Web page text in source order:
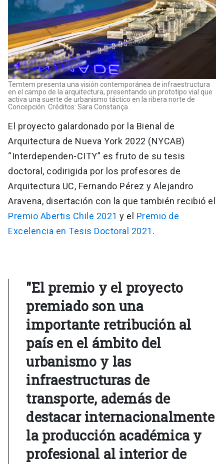
Temtem presenta una visión contemporánea de infraestructura
en el campo de la arquitectura, presentando un prototipo vial que
activa una suerte de urbanismo táctico en la ribera norte de
Concepción. Créditos: Sara Constança.
El proyecto galardonado por la Bienal de
Arquitectura de Nueva York 2022 (NYCAB)
“Interdependen-CITY” es fruto de su tesis
doctoral, codirigida por los profesores de
Arquitectura UC, Fernando Pérez y Alejandro
Aravena, disertación con la que también recibió el
Premio Abertis Chile 2021 y el Premio de
Excelencia en Tesis Doctoral 2021 .
"El premio y el proyecto
premiado son una
importante retribución al
país en el ámbito del
urbanismo y las
infraestructuras de
transporte, además de
destacar internacionalmente
la producción académica y
profesional al interior de